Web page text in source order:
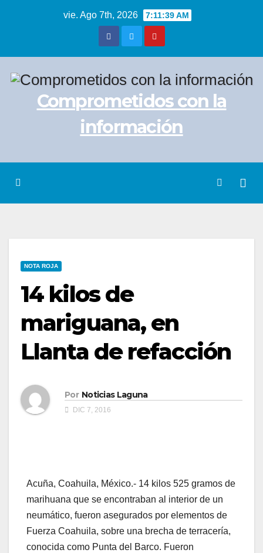
vie. Ago 7th, 2026 7:11:39 AM
Comprometidos con la
información
NOTA ROJA
14 kilos de
mariguana, en
Llanta de refacción
Por Noticias Laguna
DIC 7, 2016
Acuña, Coahuila, México.- 14 kilos 525 gramos de
marihuana que se encontraban al interior de un
neumático, fueron asegurados por elementos de
Fuerza Coahuila, sobre una brecha de terracería,
conocida como Punta del Barco. Fueron